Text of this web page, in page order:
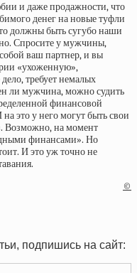
и даже продажности, что
денег на новые туфли
должны быть сугубо наши
Спросите у мужчины,
ваш партнер, и вы
«ухоженную»,
требует немалых
ли мужчина, можно судить
финансовой
это у него могут быть свои
Возможно, на момент
финансами». Но
И это уж точно не
©
подпишись на сайт: